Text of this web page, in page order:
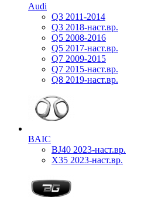
Audi
Q3 2011-2014
Q3 2018-наст.вр.
Q5 2008-2016
Q5 2017-наст.вр.
Q7 2009-2015
Q7 2015-наст.вр.
Q8 2019-наст.вр.
BAIC
BJ40 2023-наст.вр.
X35 2023-наст.вр.